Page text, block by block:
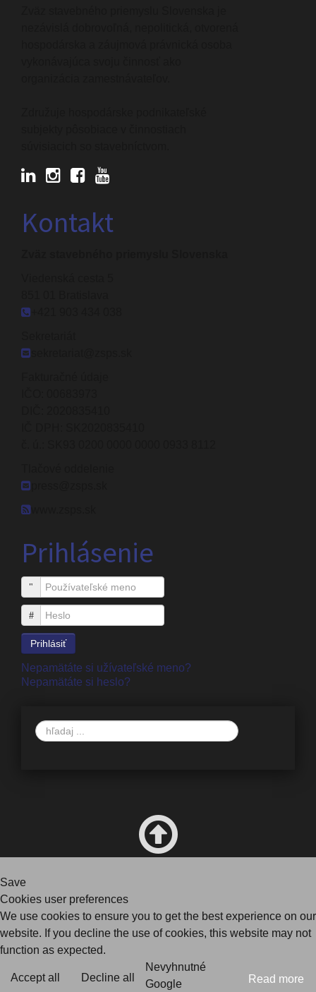
Kontakt
Prihlásenie
Používateľské meno
Heslo
Prihlásiť
Nepamätáte si užívateľské meno?
Nepamätáte si heslo?
Vyhľadávanie
Save
Cookies user preferences
We use cookies to ensure you to get the best experience on our
website. If you decline the use of cookies, this website may not
function as expected.
Accept all Decline all Read more
Nevyhnutné
Google